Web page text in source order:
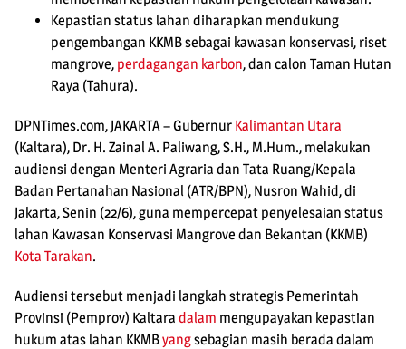
Kepastian status lahan diharapkan mendukung
pengembangan KKMB sebagai kawasan konservasi, riset
mangrove, perdagangan karbon, dan calon Taman Hutan
Raya (Tahura).
DPNTimes.com, JAKARTA– Gubernur Kalimantan Utara
(Kaltara), Dr. H. Zainal A. Paliwang, S.H., M.Hum., melakukan
audiensi dengan Menteri Agraria dan Tata Ruang/Kepala
Badan Pertanahan Nasional (ATR/BPN), Nusron Wahid, di
Jakarta, Senin (22/6), guna mempercepat penyelesaian status
lahan Kawasan Konservasi Mangrove dan Bekantan (KKMB)
Kota Tarakan.
Audiensi tersebut menjadi langkah strategis Pemerintah
Provinsi (Pemprov) Kaltara dalam mengupayakan kepastian
hukum atas lahan KKMByangsebagian masih berada dalam